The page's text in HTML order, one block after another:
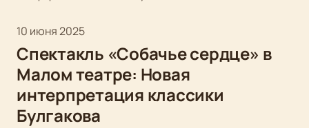
10 июня 2025
Спектакль «Собачье сердце» в
Малом театре: Новая
интерпретация классики
Булгакова